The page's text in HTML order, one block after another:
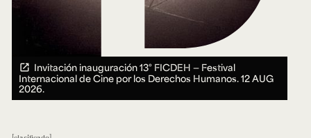
Invitación inauguración 13° FICDEH — Festival
Internacional de Cine por los Derechos Humanos.12 AUG
2026.